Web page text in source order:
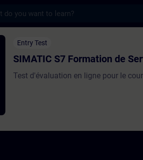
de Service 3 -
Entry Test
SIMATIC S7 Formation de
Test d'évaluation en ligne pour le